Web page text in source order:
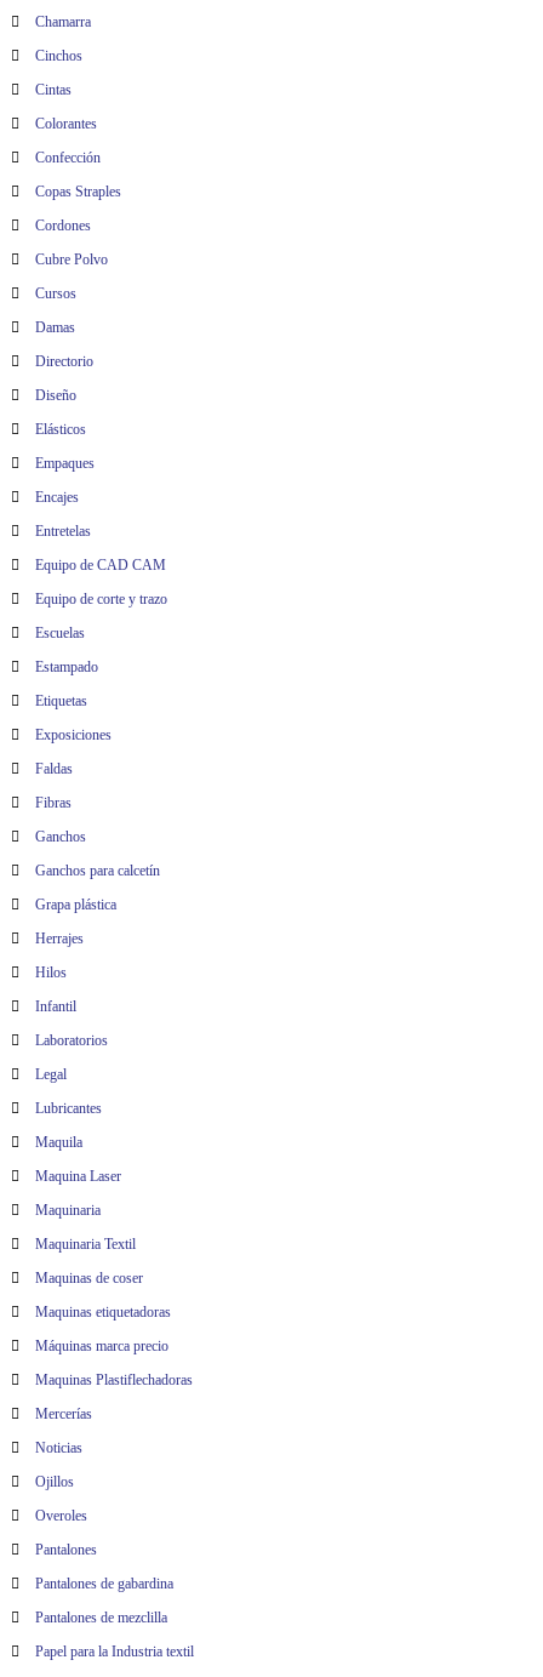
Chamarra
Cinchos
Cintas
Colorantes
Confección
Copas Straples
Cordones
Cubre Polvo
Cursos
Damas
Directorio
Diseño
Elásticos
Empaques
Encajes
Entretelas
Equipo de CAD CAM
Equipo de corte y trazo
Escuelas
Estampado
Etiquetas
Exposiciones
Faldas
Fibras
Ganchos
Ganchos para calcetín
Grapa plástica
Herrajes
Hilos
Infantil
Laboratorios
Legal
Lubricantes
Maquila
Maquina Laser
Maquinaria
Maquinaria Textil
Maquinas de coser
Maquinas etiquetadoras
Máquinas marca precio
Maquinas Plastiflechadoras
Mercerías
Noticias
Ojillos
Overoles
Pantalones
Pantalones de gabardina
Pantalones de mezclilla
Papel para la Industria textil